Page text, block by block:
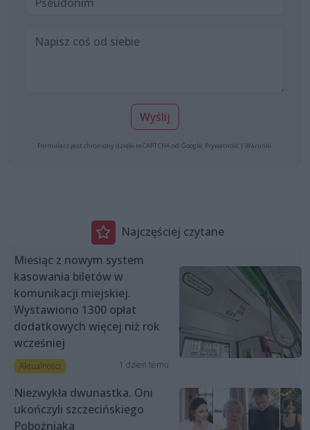
Wyślij
Formularz jest chroniony dzięki reCAPTCHA od Google: Prywatność | Warunki
Najczęściej czytane
Miesiąc z nowym system
kasowania biletów w
komunikacji miejskiej.
Wystawiono 1300 opłat
dodatkowych więcej niż rok
wcześniej
Aktualności 1 dzień temu
Niezwykła dwunastka. Oni
ukończyli szczecińskiego
Pobożniaka